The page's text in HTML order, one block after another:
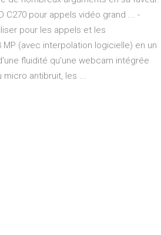
C270 pour appels vidéo grand ... -
pour les appels et les
(avec interpolation logicielle) en un
fluidité qu'une webcam intégrée
antibruit, les ...